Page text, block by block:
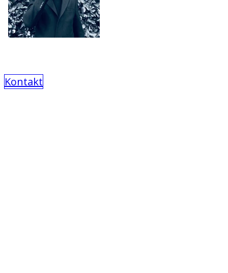
Kontakt